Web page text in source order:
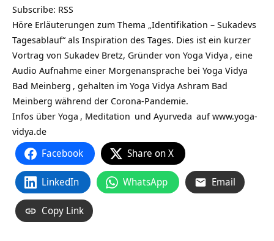
Subscribe: RSS
Höre Erläuterungen zum Thema „Identifikation – Sukadevs
Tagesablauf“ als Inspiration des Tages. Dies ist ein kurzer
Vortrag von Sukadev Bretz, Gründer von Yoga Vidya , eine
Audio Aufnahme einer Morgenansprache bei Yoga Vidya
Bad Meinberg , gehalten im Yoga Vidya Ashram Bad
Meinberg während der Corona-Pandemie.
Infos über Yoga , Meditation und Ayurveda aufwww.yoga-
vidya.de
Facebook Share on X
LinkedIn WhatsApp Email
Copy Link